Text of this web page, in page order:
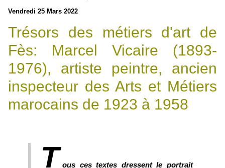
Vendredi 25 Mars 2022
Trésors des métiers d'art de
Fès: Marcel Vicaire (1893-
1976), artiste peintre, ancien
inspecteur des Arts et Métiers
marocains de 1923 à 1958
T ous ces textes dressent le portrait